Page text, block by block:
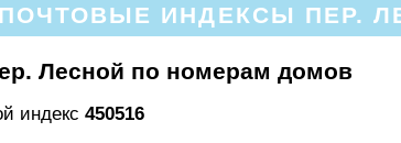
ПОЧТОВЫЕ ИНДЕКСЫ ПЕР.
Лесной по номерам домов
индекс 450516